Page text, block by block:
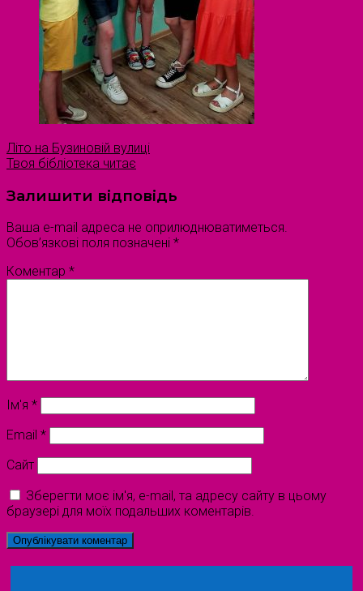
Літо на Бузиновій вулиці
Твоя бібліотека читає
Залишити відповідь
Ваша e-mail адреса не оприлюднюватиметься.
Обов’язкові поля позначені *
Коментар *
Ім'я *
Email *
Сайт
Зберегти моє ім'я, e-mail, та адресу сайту в цьому
браузері для моїх подальших коментарів.